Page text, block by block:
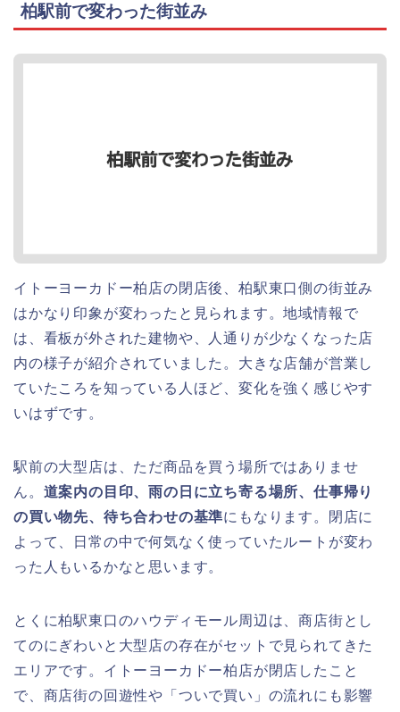
柏駅前で変わった街並み
イトーヨーカドー柏店の閉店後、柏駅東口側の街並み
はかなり印象が変わったと見られます。地域情報で
は、看板が外された建物や、人通りが少なくなった店
内の様子が紹介されていました。大きな店舗が営業し
ていたころを知っている人ほど、変化を強く感じやす
いはずです。
駅前の大型店は、ただ商品を買う場所ではありませ
ん。 道案内の目印、雨の日に立ち寄る場所、仕事帰り
の買い物先、待ち合わせの基準にもなります。閉店に
よって、日常の中で何気なく使っていたルートが変わ
った人もいるかなと思います。
とくに柏駅東口のハウディモール周辺は、商店街とし
てのにぎわいと大型店の存在がセットで見られてきた
エリアです。イトーヨーカドー柏店が閉店したこと
で、商店街の回遊性や「ついで買い」の流れにも影響